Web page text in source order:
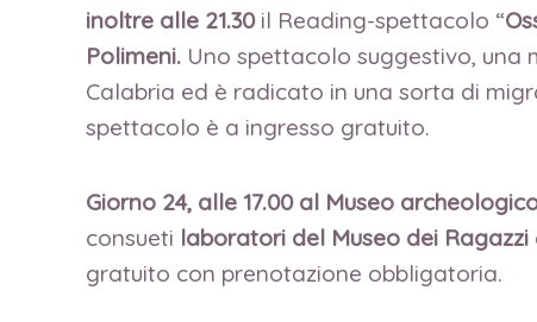
inoltre alle 21.30 il Reading-spettacolo “
Polimeni. Uno spettacolo suggestivo,
Calabria ed è radicato in una sorta di
spettacolo è a ingresso gratuito.
Giorno 24, alle 17.00 al Museo
consueti laboratori del Museo dei Ragazzi
gratuito con prenotazione obbligatoria.